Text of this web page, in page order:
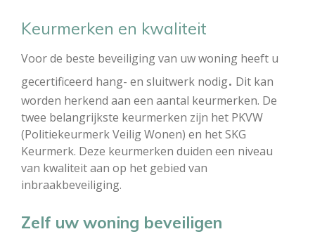
Keurmerken en kwaliteit
Voor de beste beveiliging van uw woning heeft u
gecertificeerd hang- en sluitwerk nodig. Dit kan
worden herkend aan een aantal keurmerken. De
twee belangrijkste keurmerken zijn het PKVW
(Politiekeurmerk Veilig Wonen) en het SKG
Keurmerk. Deze keurmerken duiden een niveau
van kwaliteit aan op het gebied van
inbraakbeveiliging.
Zelf uw woning beveiligen